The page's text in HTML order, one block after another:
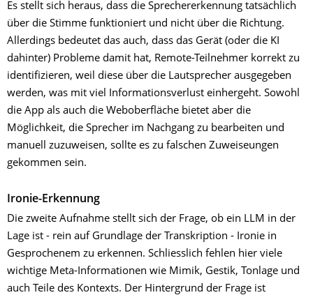
Es stellt sich heraus, dass die Sprechererkennung tatsächlich
über die Stimme funktioniert und nicht über die Richtung.
Allerdings bedeutet das auch, dass das Gerät (oder die KI
dahinter) Probleme damit hat, Remote-Teilnehmer korrekt zu
identifizieren, weil diese über die Lautsprecher ausgegeben
werden, was mit viel Informationsverlust einhergeht. Sowohl
die App als auch die Weboberfläche bietet aber die
Möglichkeit, die Sprecher im Nachgang zu bearbeiten und
manuell zuzuweisen, sollte es zu falschen Zuweiseungen
gekommen sein.
Ironie-Erkennung
Die zweite Aufnahme stellt sich der Frage, ob ein LLM in der
Lage ist - rein auf Grundlage der Transkription - Ironie in
Gesprochenem zu erkennen. Schliesslich fehlen hier viele
wichtige Meta-Informationen wie Mimik, Gestik, Tonlage und
auch Teile des Kontexts. Der Hintergrund der Frage ist